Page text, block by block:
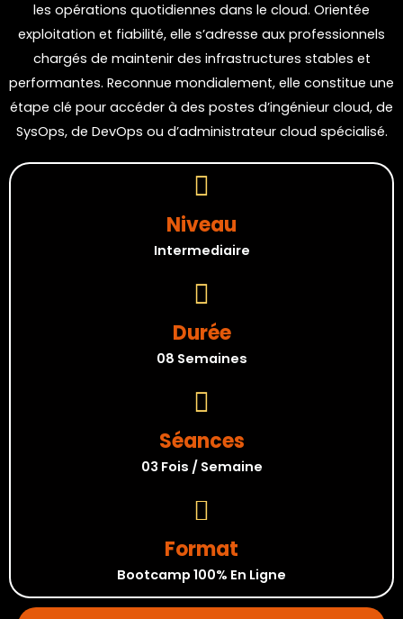
les opérations quotidiennes dans le cloud. Orientée
exploitation et fiabilité, elle s’adresse aux professionnels
chargés de maintenir des infrastructures stables et
performantes. Reconnue mondialement, elle constitue une
étape clé pour accéder à des postes d’ingénieur cloud, de
SysOps, de DevOps ou d’administrateur cloud spécialisé.
Niveau
Intermediaire
Durée
08 Semaines
Séances
03 Fois / Semaine
Format
Bootcamp 100% En Ligne